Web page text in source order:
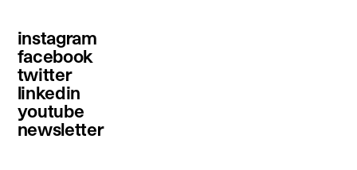
instagram
facebook
twitter
linkedin
youtube
newsletter